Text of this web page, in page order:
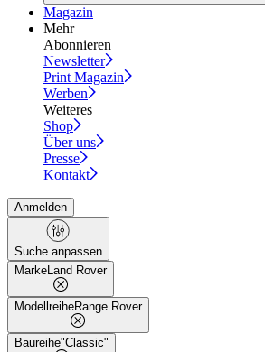
Magazin
Mehr
Abonnieren
Newsletter
Print Magazin
Werben
Weiteres
Shop
Über uns
Presse
Kontakt
Anmelden
Suche anpassen
MarkeLand Rover
ModellreiheRange Rover
Baureihe"Classic"